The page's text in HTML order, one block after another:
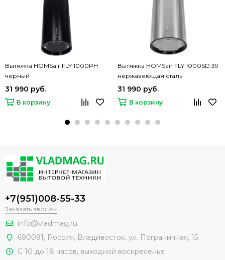
Вытяжка HOMSair FLY 1000PH
черный
31 990 руб.
В корзину
Вытяжка HOMSair FLY 1000SD 39
нержавеющая сталь
31 990 руб.
В корзину
+7(951)008-55-33
Заказать звонок
info@vladmag.ru
690091, Россия, Владивосток, ул. Пограничная, 15
С 10 до 18 часов, выходной воскресенье